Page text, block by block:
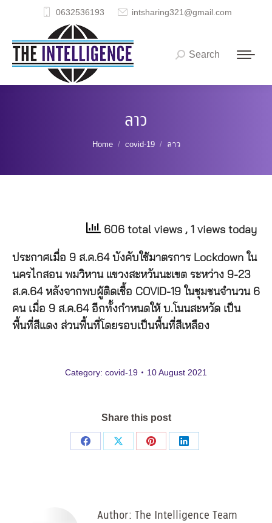
0632536193 intsharing321@gmail.com
Search:
Search
ลาว
You are here:
Home covid-19 ลาว
606 total views , 1 views today
ประกาศเมื่อ 9 ส.ค.64 บังคับใช้มาตรการ Lockdown ใน
นครไกสอน พมวิหาน แขวงสะหวันนะเขต ระหว่าง 9-23
ส.ค.64 หลังจากพบผู้ติดเชื้อ COVID-19 ในชุมชนจำนวน 6
คน เมื่อ 9 ส.ค.64 อีกทั้งกำหนดให้ บ.โนนสะหวัด เป็น
พื้นที่สีแดง ส่วนพื้นที่โดยรอบเป็นพื้นที่สีเหลือง
Category: covid-19 10 August 2021
Share this post
Share
Share
Share
Share
Author: The Intelligence Team